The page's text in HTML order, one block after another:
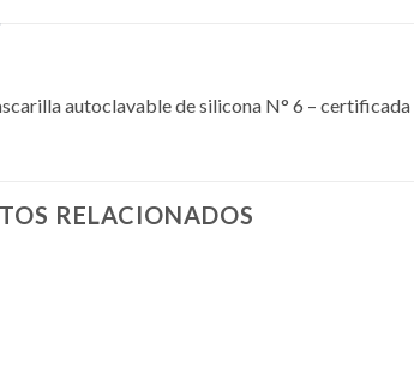
autoclavable de silicona N° 6 –
RELACIONADOS